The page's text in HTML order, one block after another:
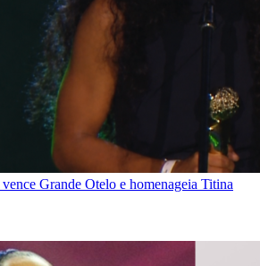
Grande Otelo e homenageia Titina